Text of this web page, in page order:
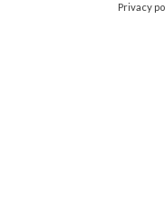
Privacy